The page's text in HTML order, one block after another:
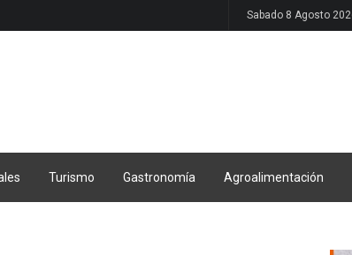
Sabado 8 Agosto
Turismo Gastronomía Agroalimentación